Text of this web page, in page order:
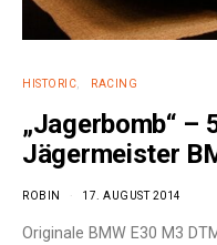
HISTORIC RACING
„Jagerbomb“ –
Jägermeister
ROBIN 17. AUGUST 2014
Originale BMW E30 M3